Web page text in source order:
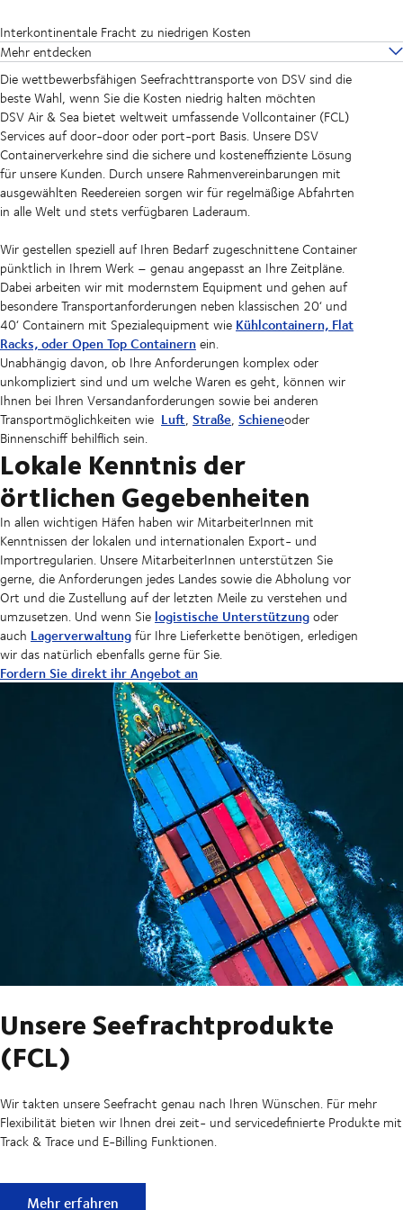
Interkontinentale Fracht zu niedrigen Kosten
Mehr entdecken
Die wettbewerbsfähigen Seefrachttransporte von DSV sind die
beste Wahl, wenn Sie die Kosten niedrig halten möchten
DSV Air & Sea bietet weltweit umfassende Vollcontainer (FCL)
Services auf door-door oder port-port Basis. Unsere DSV
Containerverkehre sind die sichere und kosteneffiziente Lösung
für unsere Kunden. Durch unsere Rahmenvereinbarungen mit
ausgewählten Reedereien sorgen wir für regelmäßige Abfahrten
in alle Welt und stets verfügbaren Laderaum.
Wir gestellen speziell auf Ihren Bedarf zugeschnittene Container
pünktlich in Ihrem Werk – genau angepasst an Ihre Zeitpläne.
Dabei arbeiten wir mit modernstem Equipment und gehen auf
besondere Transportanforderungen neben klassischen 20‘ und
40‘ Containern mit Spezialequipment wie Kühlcontainern, Flat
Racks, oder Open Top Containernein.
Unabhängig davon, ob Ihre Anforderungen komplex oder
unkompliziert sind und um welche Waren es geht, können wir
Ihnen bei Ihren Versandanforderungen sowie bei anderen
Transportmöglichkeiten wie Luft, Straße, Schieneoder
Binnenschiff behilflich sein.
Lokale Kenntnis der
örtlichen Gegebenheiten
In allen wichtigen Häfen haben wir MitarbeiterInnen mit
Kenntnissen der lokalen und internationalen Export- und
Importregularien. Unsere MitarbeiterInnen unterstützen Sie
gerne, die Anforderungen jedes Landes sowie die Abholung vor
Ort und die Zustellung auf der letzten Meile zu verstehen und
umzusetzen. Und wenn Sie logistische Unterstützungoder
auch Lagerverwaltungfür Ihre Lieferkette benötigen, erledigen
wir das natürlich ebenfalls gerne für Sie.
Fordern Sie direkt ihr Angebot an
Unsere Seefrachtprodukte
(FCL)
Wir takten unsere Seefracht genau nach Ihren Wünschen. Für mehr
Flexibilität bieten wir Ihnen drei zeit- und servicedefinierte Produkte mit
Track & Trace und E-Billing Funktionen.
Unsere Seefrachtprodukte (FCL)
Mehr erfahren